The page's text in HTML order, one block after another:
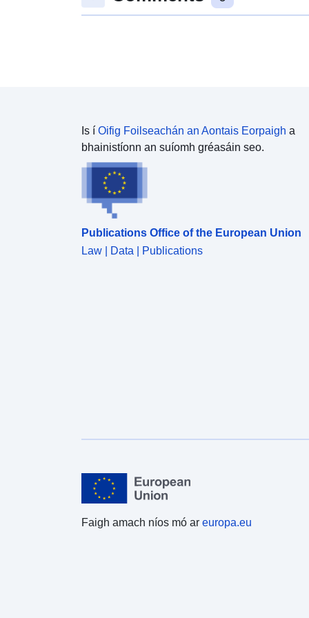
Is í Oifig Foilseachán an Aontais Eorpaigh a
bhainistíonn an suíomh gréasáin seo.
Publications Office of the European Union
Law | Data | Publications
Faigh amach níos mó ar europa.eu